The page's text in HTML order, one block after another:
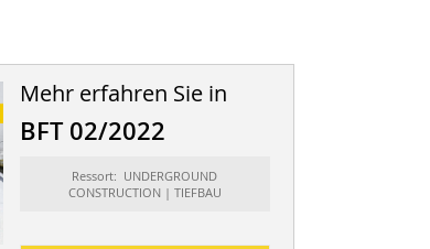
Mehr erfahren Sie in
BFT 02/2022
Ressort: UNDERGROUND
CONSTRUCTION | TIEFBAU